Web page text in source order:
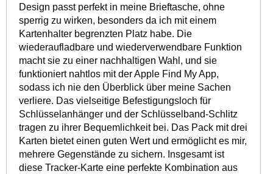
Design passt perfekt in meine Brieftasche, ohne
sperrig zu wirken, besonders da ich mit einem
Kartenhalter begrenzten Platz habe. Die
wiederaufladbare und wiederverwendbare Funktion
macht sie zu einer nachhaltigen Wahl, und sie
funktioniert nahtlos mit der Apple Find My App,
sodass ich nie den Überblick über meine Sachen
verliere. Das vielseitige Befestigungsloch für
Schlüsselanhänger und der Schlüsselband-Schlitz
tragen zu ihrer Bequemlichkeit bei. Das Pack mit drei
Karten bietet einen guten Wert und ermöglicht es mir,
mehrere Gegenstände zu sichern. Insgesamt ist
diese Tracker-Karte eine perfekte Kombination aus